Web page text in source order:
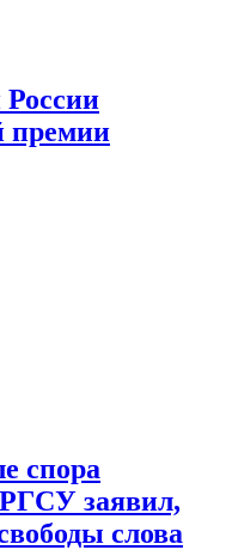
премии
спора
РГСУ заявил,
слова